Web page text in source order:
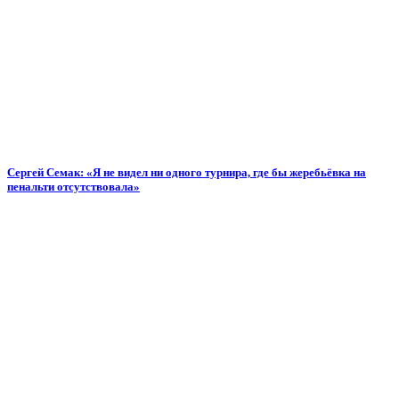
Сергей Семак: «Я не видел ни одного турнира, где бы жеребьёвка на
пенальти отсутствовала»